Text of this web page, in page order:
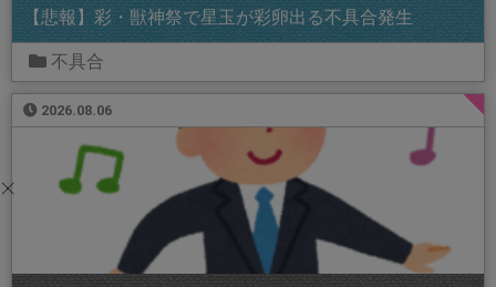
【悲報】彩・獣神祭で星玉が彩卵出る不具合発生
不具合
2026.08.06